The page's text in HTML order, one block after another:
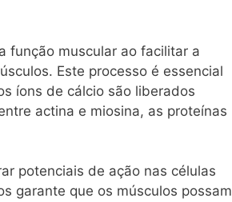
função muscular ao facilitar a
Este processo é essencial
íons de cálcio são liberados
actina e miosina, as proteínas
potenciais de ação nas células
garante que os músculos possam